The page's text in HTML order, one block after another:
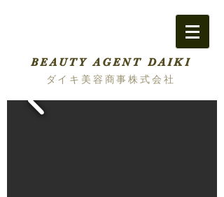
BEAUTY AGENT DAIKI
ダイキ美容商事株式会社